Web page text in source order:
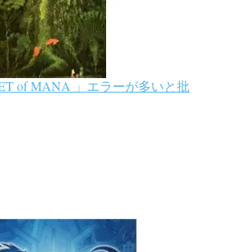
of MANA 」エラーが多いと批